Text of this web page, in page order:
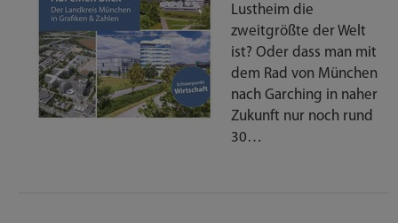
Lustheim die
zweitgrößte der Welt
ist? Oder dass man mit
dem Rad von München
nach Garching in naher
Zukunft nur noch rund
30…